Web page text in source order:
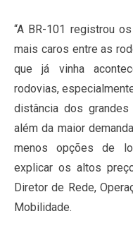
“A BR-101 registrou
mais caros entre as
que já vinha
rodovias,
distância dos
além da maior
menos opções de
explicar os altos
Diretor de Rede,
Mobilidade.